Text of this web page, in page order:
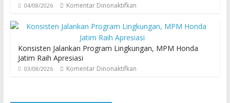
04/08/2026 Komentar Dinonaktifkan
Konsisten Jalankan Program Lingkungan, MPM Honda
Jatim Raih Apresiasi
03/08/2026 Komentar Dinonaktifkan